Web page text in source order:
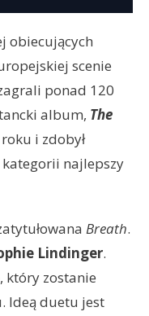
obiecujących
scenie
ponad 120
album, The
i zdobył
najlepszy
Breath.
Lindinger.
który zostanie
Ideą duetu jest